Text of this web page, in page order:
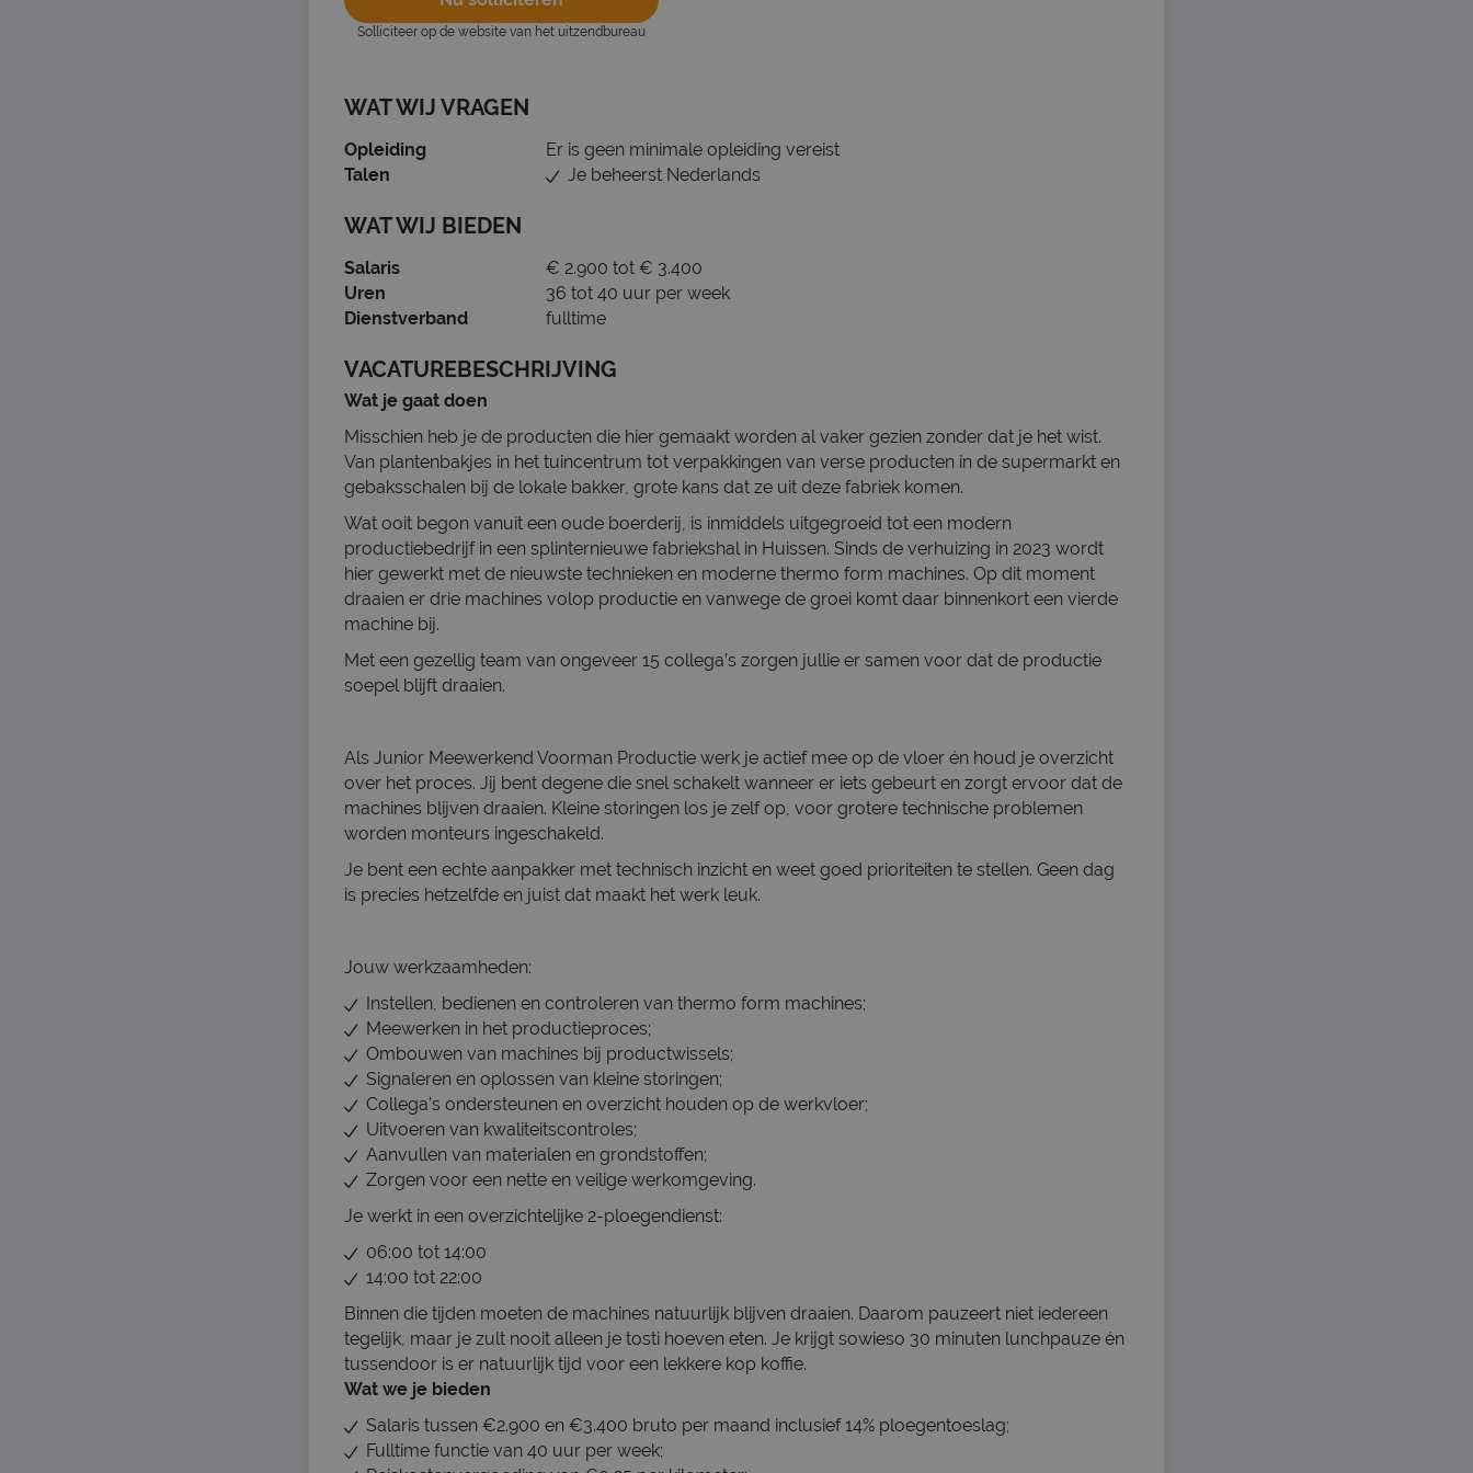
Solliciteer op de website van het uitzendbureau
WAT WIJ VRAGEN
Opleiding
Er is geen minimale opleiding vereist
Talen
Je beheerst Nederlands
WAT WIJ BIEDEN
Salaris
€ 2.900 tot € 3.400
Uren
36 tot 40 uur per week
Dienstverband
fulltime
VACATUREBESCHRIJVING
Wat je gaat doen
Misschien heb je de producten die hier gemaakt worden al vaker gezien zonder dat je het wist.
Van plantenbakjes in het tuincentrum tot verpakkingen van verse producten in de supermarkt en
gebaksschalen bij de lokale bakker, grote kans dat ze uit deze fabriek komen.
Wat ooit begon vanuit een oude boerderij, is inmiddels uitgegroeid tot een modern
productiebedrijf in een splinternieuwe fabriekshal in Huissen. Sinds de verhuizing in 2023 wordt
hier gewerkt met de nieuwste technieken en moderne thermo form machines. Op dit moment
draaien er drie machines volop productie en vanwege de groei komt daar binnenkort een vierde
machine bij.
Met een gezellig team van ongeveer 15 collega’s zorgen jullie er samen voor dat de productie
soepel blijft draaien.
Als Junior Meewerkend Voorman Productie werk je actief mee op de vloer én houd je overzicht
over het proces. Jij bent degene die snel schakelt wanneer er iets gebeurt en zorgt ervoor dat de
machines blijven draaien. Kleine storingen los je zelf op, voor grotere technische problemen
worden monteurs ingeschakeld.
Je bent een echte aanpakker met technisch inzicht en weet goed prioriteiten te stellen. Geen dag
is precies hetzelfde en juist dat maakt het werk leuk.
Jouw werkzaamheden:
Instellen, bedienen en controleren van thermo form machines;
Meewerken in het productieproces;
Ombouwen van machines bij productwissels;
Signaleren en oplossen van kleine storingen;
Collega’s ondersteunen en overzicht houden op de werkvloer;
Uitvoeren van kwaliteitscontroles;
Aanvullen van materialen en grondstoffen;
Zorgen voor een nette en veilige werkomgeving.
Je werkt in een overzichtelijke 2-ploegendienst:
06:00 tot 14:00
14:00 tot 22:00
Binnen die tijden moeten de machines natuurlijk blijven draaien. Daarom pauzeert niet iedereen
tegelijk, maar je zult nooit alleen je tosti hoeven eten. Je krijgt sowieso 30 minuten lunchpauze én
tussendoor is er natuurlijk tijd voor een lekkere kop koffie.
Wat we je bieden
Salaris tussen €2.900 en €3.400 bruto per maand inclusief 14% ploegentoeslag;
Fulltime functie van 40 uur per week;